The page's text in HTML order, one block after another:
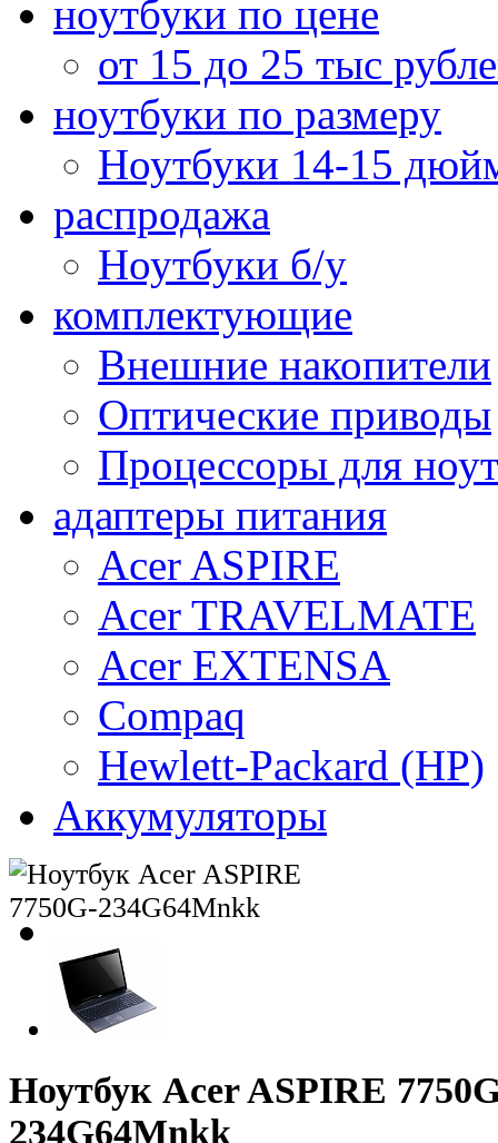
ноутбуки по цене
от 15 до 25 тыс
ноутбуки по размеру
Ноутбуки 14-15
распродажа
Ноутбуки б/у
комплектующие
Внешние накопители
Оптические приводы
Процессоры для
адаптеры питания
Acer ASPIRE
Acer TRAVELMATE
Acer EXTENSA
Compaq
Hewlett-Packard (HP)
Аккумуляторы
Ноутбук Acer ASPIRE
234G64Mnkk